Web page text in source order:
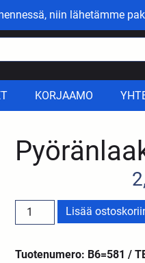
niin lähetämme
KORJAAMO
Lisää
Tuotenumero: B6=581 /